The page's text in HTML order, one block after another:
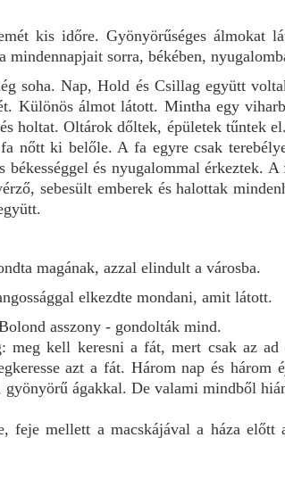
kis időre. Gyönyörűséges álmokat
sorra, békében,
soha. Nap, Hold és Csillag együtt
Különös álmot látott. Mintha egy
holtat. Oltárok dőltek, épületek tűntek
nőtt ki belőle. A fa egyre csak
és nyugalommal érkeztek.
sebesült emberek és halottak
magának, azzal elindult a városba.
elkezdte mondani, amit látott.
asszony - gondolták mind.
meg kell keresni a fát, mert csak az ad
azt a fát. Három nap és három
ágakkal. De valami mindből
feje mellett a macskájával a háza előtt